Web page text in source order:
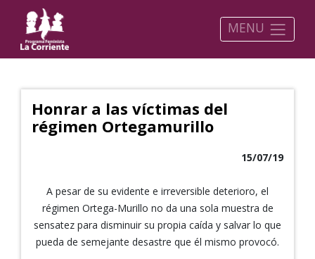
MENU
Honrar a las víctimas del
régimen Ortegamurillo
15/07/19
A pesar de su evidente e irreversible deterioro, el
régimen Ortega-Murillo no da una sola muestra de
sensatez para disminuir su propia caída y salvar lo que
pueda de semejante desastre que él mismo provocó.